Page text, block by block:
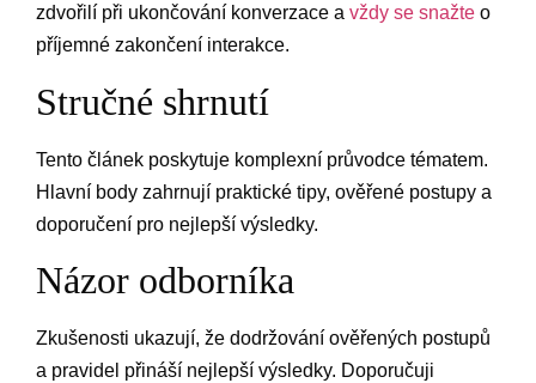
zdvořilí při ukončování konverzace a vždy se snažte o
příjemné zakončení interakce.
Stručné shrnutí
Tento článek poskytuje komplexní průvodce tématem.
Hlavní body zahrnují praktické tipy, ověřené postupy a
doporučení pro nejlepší výsledky.
Názor odborníka
Zkušenosti ukazují, že dodržování ověřených postupů
a pravidel přináší nejlepší výsledky. Doporučuji